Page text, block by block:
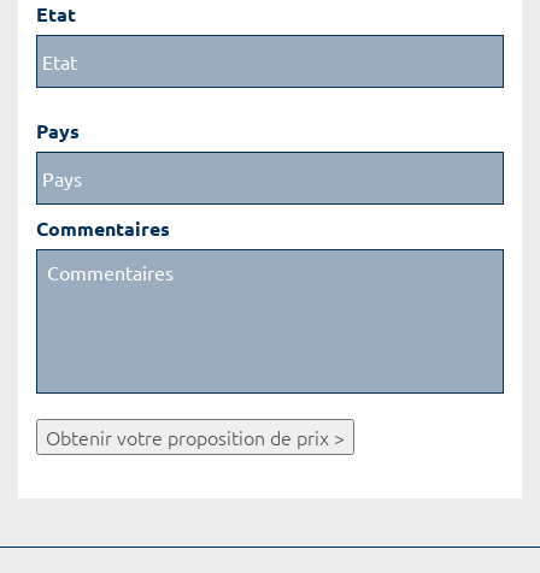
Etat
Pays
Commentaires
Obtenir votre proposition de prix >